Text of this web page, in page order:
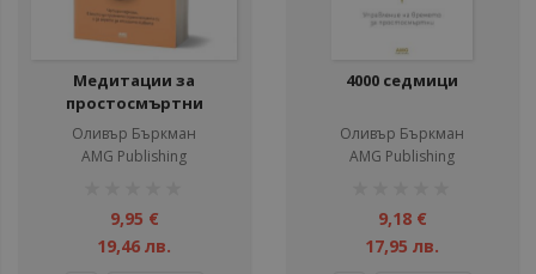
Медитации за
простосмъртни
Оливър Бъркман
AMG Publishing
9,95 €
19,46 лв.
4000 седмици
Оливър Бъркман
AMG Publishing
9,18 €
17,95 лв.